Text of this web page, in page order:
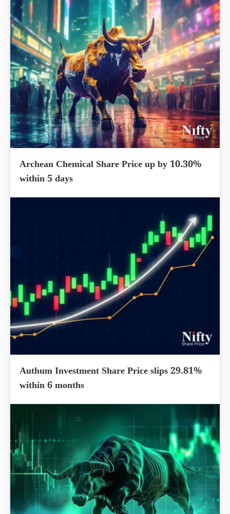
Archean Chemical Share Price up by 10.30%
within 5 days
Authum Investment Share Price slips 29.81%
within 6 months